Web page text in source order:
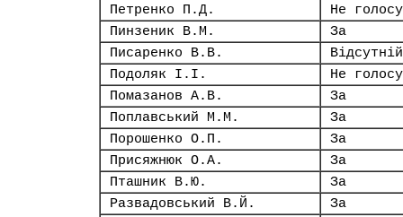
Петренко П.Д.
Не
Пинзеник В.М.
За
Писаренко В.В.
Відсутній
Подоляк І.І.
Не
Помазанов А.В.
За
Поплавський М.М.
За
Порошенко О.П.
За
Присяжнюк О.А.
За
Пташник В.Ю.
За
Развадовський В.Й.
За